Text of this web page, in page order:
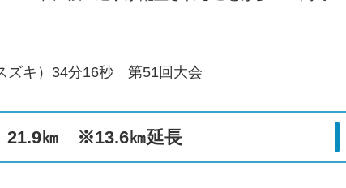
ズキ）34分16秒 第51回大会
㎞ ※13.6㎞延長